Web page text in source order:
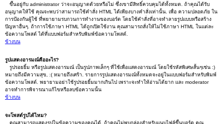
ขึ้นอยู่กับ administrator ว่าจะอนุญาตด้วยหรือไม่ ซึ่งเขามีสิทธิ์ควบคุมได้ทั้งหมด. ถ้าคุณได้รับ
อนุญาตให้ใช้ คุณจะพบว่าสามารถใช้คำสั่ง HTML ได้เพียงบางคำสั่งเท่านั้น. เพื่อ ความปลอดภัย ใน
การป้องกันผู้ใช้ ที่พยายามรบกวนการทำงานของบอร์ด โดยใช้คำสั่งที่อาจทำลายรูปแบบหรือสร้าง
ปัญหาอื่นๆ. ถ้าการใช้ภาษา HTML ได้ถูกเปิดใช้งาน คุณสามารถสั่งให้ไม่ใช้ภาษา HTML ในแต่ละ
ข้อความโพสต์ ได้ที่แบบฟอร์มสำหรับพิมพ์ข้อความโพสต์.
ข้างบน
รูปแสดงอารมณ์คืออะไร?
รูปรอยยิ้ม หรือรูปแสดงอารมณ์ เป็นรูปภาพเล็กๆ ที่ใช้เพื่อแสดงอารมณ์ โดยใช้รหัสพิเศษสั้นๆเช่น :)
หมายถึงมีความสุข, :( หมายถึงเศร้า. รายการรูปแสดงอารมณ์ทั้งหมดจะอยู่ในแบบฟอร์มสำหรับพิมพ์
ข้อความโพสต์. พยายามอย่าใช้รูปรอยยิ้มมากเกินไป เพราะจะทำให้อ่านได้ยาก และ moderator
อาจทำการพิจารณาแก้ไขหรือลบข้อความนั้น
ข้างบน
จะโพสต์รูปได้ไหม?
คุณสามารถแสดงรูปในข้อความของคุณได้. ถ้าคุณไม่พบกล่องสำหรับแนบไฟล์ขึ้นบอร์ด คุณ